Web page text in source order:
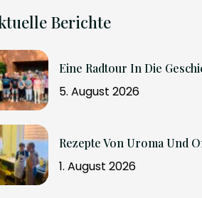
Berichte
Eine Radtour In Die
5. August 2026
Rezepte Von Uroma Und
1. August 2026